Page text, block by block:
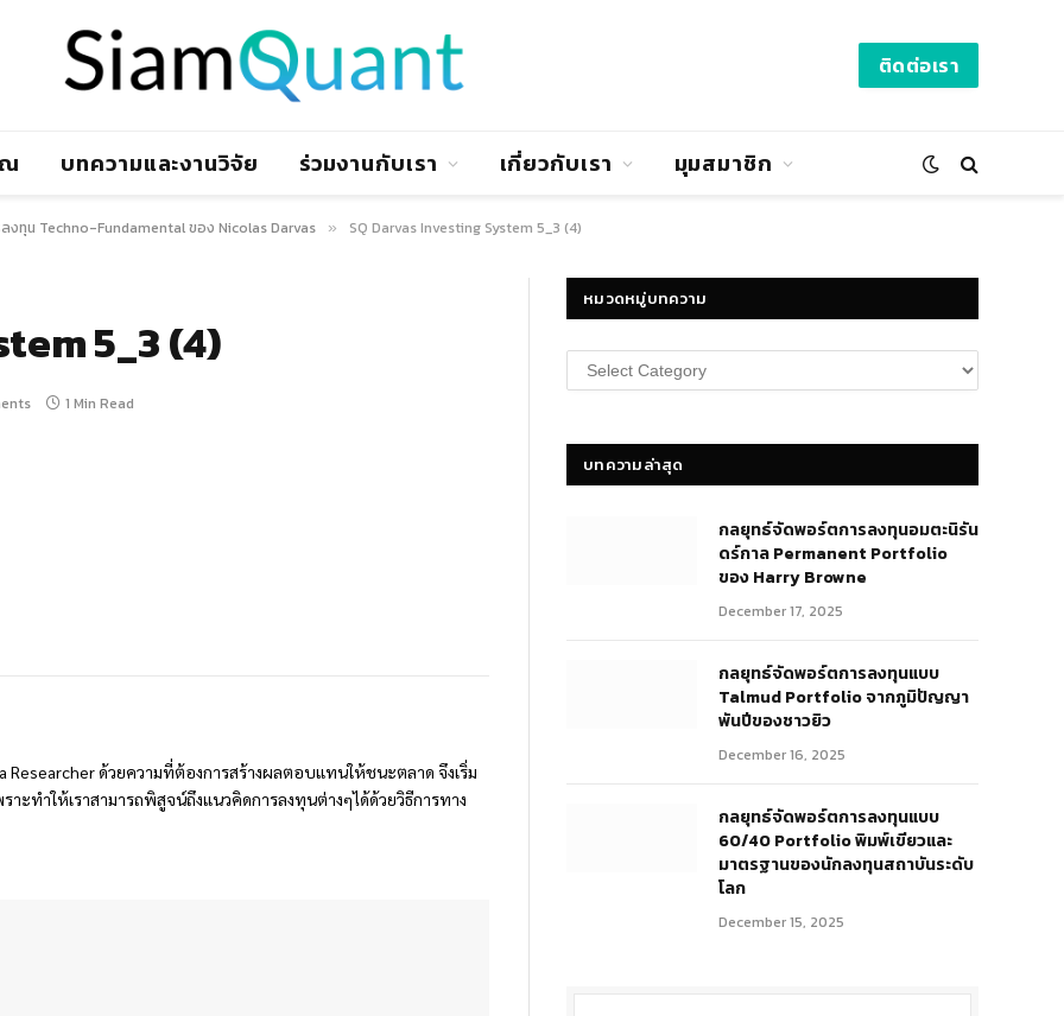
ติดต่อเรา
บทความและงานวิจัย ร่วมงานกับเรา เกี่ยวกับเรา มุมสมาชิก
ลงทุน Techno-Fundamental ของ Nicolas Darvas » SQ Darvas Investing System 5_3 (4)
5_3 (4)
1 Min Read
Researcher ด้วยความที่ต้องการสร้างผลตอบแทนให้ชนะตลาด จึงเริ่ม
ะทำให้เราสามารถพิสูจน์ถึงแนวคิดการลงทุนต่างๆได้ด้วยวิธีการทาง
หมวดหมู่บทความ
หมวด
หมู่
บทความล่าสุด
กลยุทธ์​จัดพอร์ตการลงทุนอมตะนิรัน
ดร์กาล Permanent Portfolio
ของ Harry Browne
December 17, 2025
กลยุทธ์จัดพอร์ตการลงทุนแบบ
Talmud Portfolio จากภูมิปัญญา
พันปีของชาวยิว
December 16, 2025
กลยุทธ์จัดพอร์ตการลงทุนแบบ
60/40 Portfolio พิมพ์เขียวและ
มาตรฐานของนักลงทุนสถาบันระดับ
โลก
December 15, 2025